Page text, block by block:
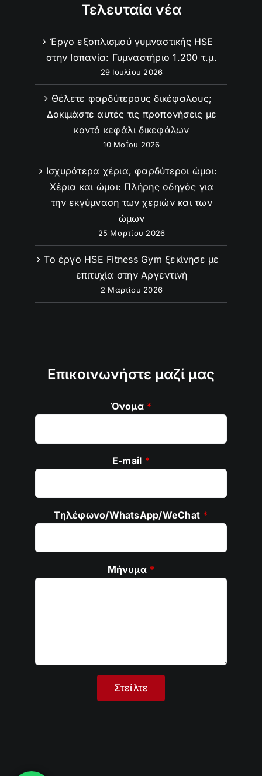
Τελευταία νέα
Έργο εξοπλισμού γυμναστικής HSE
στην Ισπανία: Γυμναστήριο 1.200 τ.μ.
29 Ιουλίου 2026
Θέλετε φαρδύτερους δικέφαλους;
Δοκιμάστε αυτές τις προπονήσεις με
κοντό κεφάλι δικεφάλων
10 Μαΐου 2026
Ισχυρότερα χέρια, φαρδύτεροι ώμοι:
Χέρια και ώμοι: Πλήρης οδηγός για
την εκγύμναση των χεριών και των
ώμων
25 Μαρτίου 2026
Το έργο HSE Fitness Gym ξεκίνησε με
επιτυχία στην Αργεντινή
2 Μαρτίου 2026
Επικοινωνήστε μαζί μας
Όνομα *
E-mail *
Τηλέφωνο/WhatsApp/WeChat *
Μήνυμα *